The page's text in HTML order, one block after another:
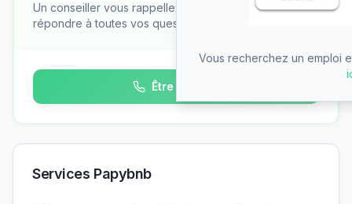
Un conseiller vous rappelle gratuitement pour
répondre à toutes vos questions
Être rappelé
Services Papybnb
Vous recherchez un emploi